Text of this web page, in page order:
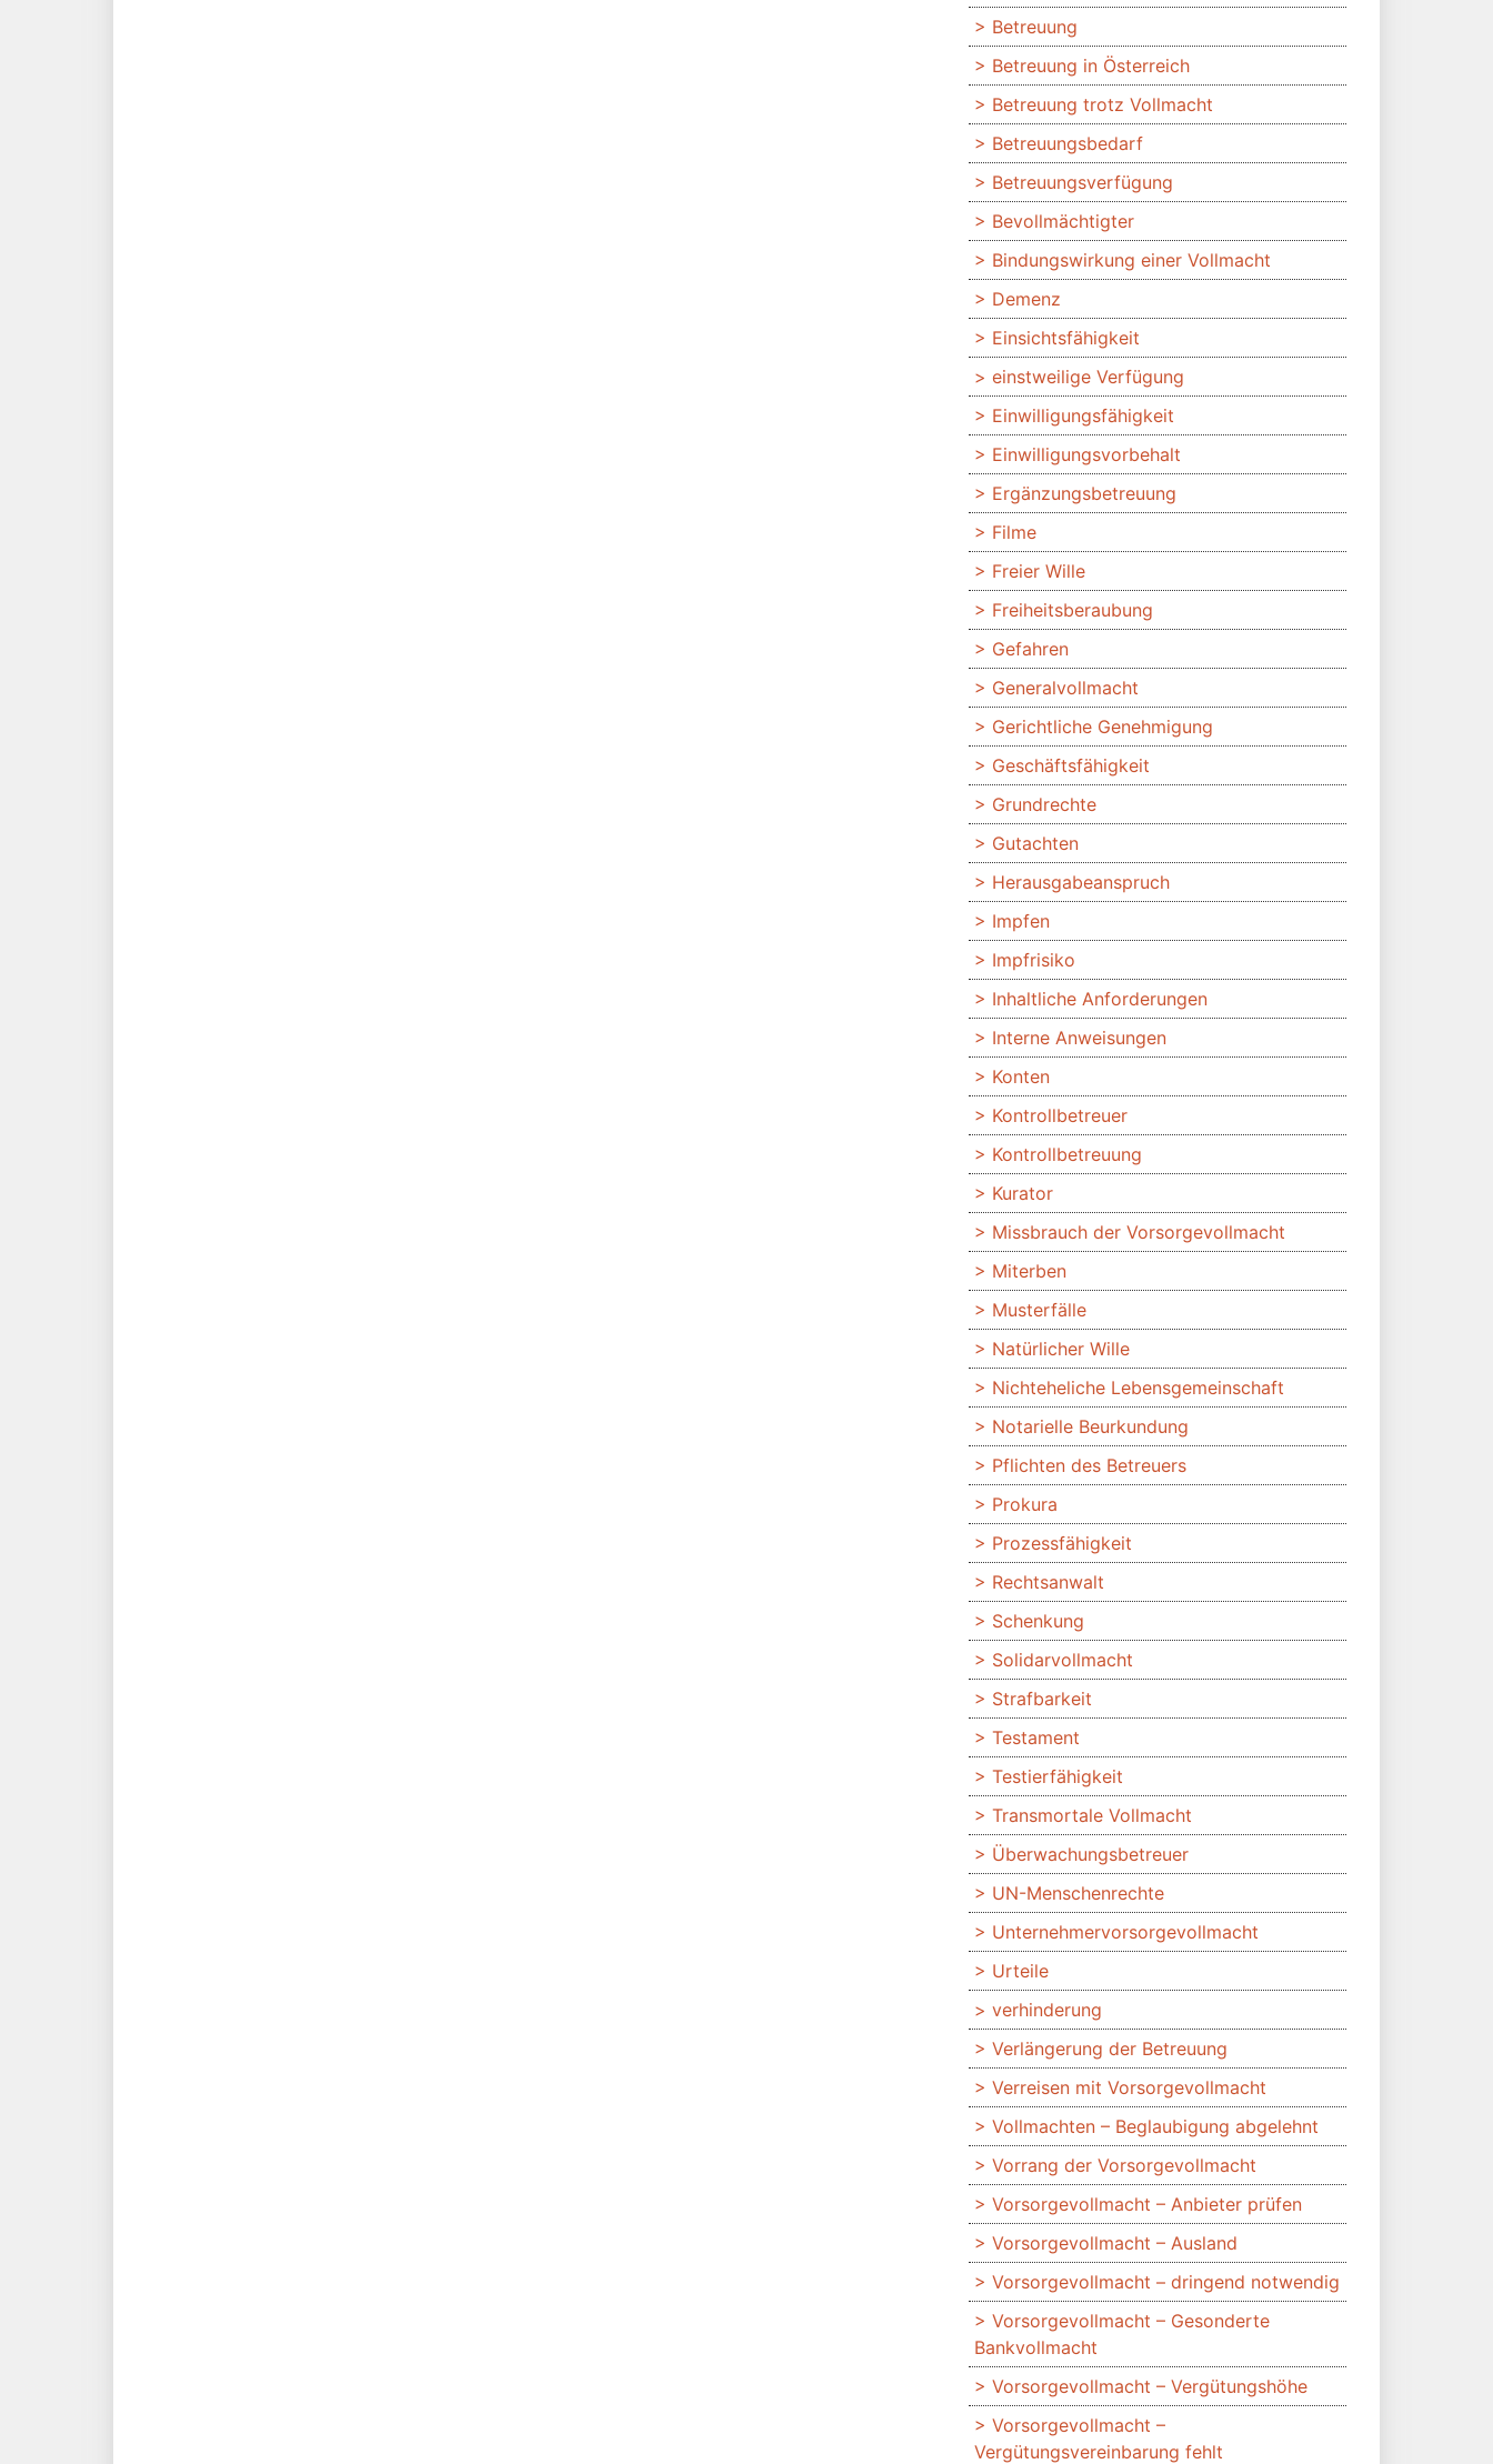
Betreuung
Betreuung in Österreich
Betreuung trotz Vollmacht
Betreuungsbedarf
Betreuungsverfügung
Bevollmächtigter
Bindungswirkung einer Vollmacht
Demenz
Einsichtsfähigkeit
einstweilige Verfügung
Einwilligungsfähigkeit
Einwilligungsvorbehalt
Ergänzungsbetreuung
Filme
Freier Wille
Freiheitsberaubung
Gefahren
Generalvollmacht
Gerichtliche Genehmigung
Geschäftsfähigkeit
Grundrechte
Gutachten
Herausgabeanspruch
Impfen
Impfrisiko
Inhaltliche Anforderungen
Interne Anweisungen
Konten
Kontrollbetreuer
Kontrollbetreuung
Kurator
Missbrauch der Vorsorgevollmacht
Miterben
Musterfälle
Natürlicher Wille
Nichteheliche Lebensgemeinschaft
Notarielle Beurkundung
Pflichten des Betreuers
Prokura
Prozessfähigkeit
Rechtsanwalt
Schenkung
Solidarvollmacht
Strafbarkeit
Testament
Testierfähigkeit
Transmortale Vollmacht
Überwachungsbetreuer
UN-Menschenrechte
Unternehmervorsorgevollmacht
Urteile
verhinderung
Verlängerung der Betreuung
Verreisen mit Vorsorgevollmacht
Vollmachten – Beglaubigung abgelehnt
Vorrang der Vorsorgevollmacht
Vorsorgevollmacht – Anbieter prüfen
Vorsorgevollmacht – Ausland
Vorsorgevollmacht – dringend notwendig
Vorsorgevollmacht – Gesonderte
Bankvollmacht
Vorsorgevollmacht – Vergütungshöhe
Vorsorgevollmacht –
Vergütungsvereinbarung fehlt